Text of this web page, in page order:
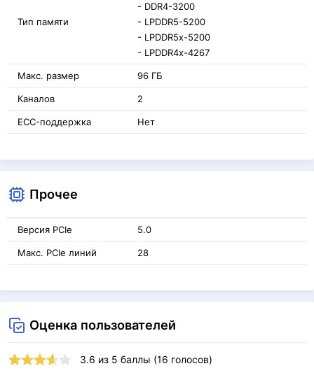
Тип памяти
- DDR4-3200
- LPDDR5-5200
- LPDDR5x-5200
- LPDDR4x-4267
Макс. размер 96 ГБ
Каналов 2
ECC-поддержка Нет
Прочее
Версия PCIe 5.0
Макс. PCIe линий 28
Оценка пользователей
3.6 из 5 баллы (16 голосов)